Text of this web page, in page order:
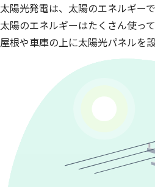
太陽光発電は、太陽のエネルギー
太陽のエネルギーはたくさん使っ
屋根や車庫の上に太陽光パネルを